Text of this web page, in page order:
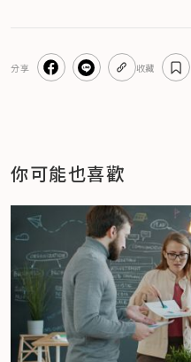
分享 收藏
你可能也喜歡